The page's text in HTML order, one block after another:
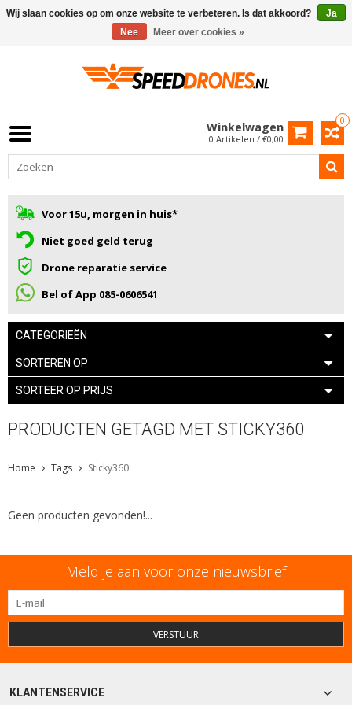
0
Winkelwagen
0 Artikelen / €0,00
Voor 15u, morgen in huis*
Niet goed geld terug
Drone reparatie service
Bel of App 085-0606541
CATEGORIEËN
SORTEREN OP
SORTEER OP PRIJS
PRODUCTEN GETAGD MET STICKY360
Home Tags Sticky360
Geen producten gevonden!...
Meld je aan voor onze nieuwsbrief
VERSTUUR
KLANTENSERVICE
Wij slaan cookies op om onze website te verbeteren. Is dat akkoord?
Ja
Nee
Meer over cookies »